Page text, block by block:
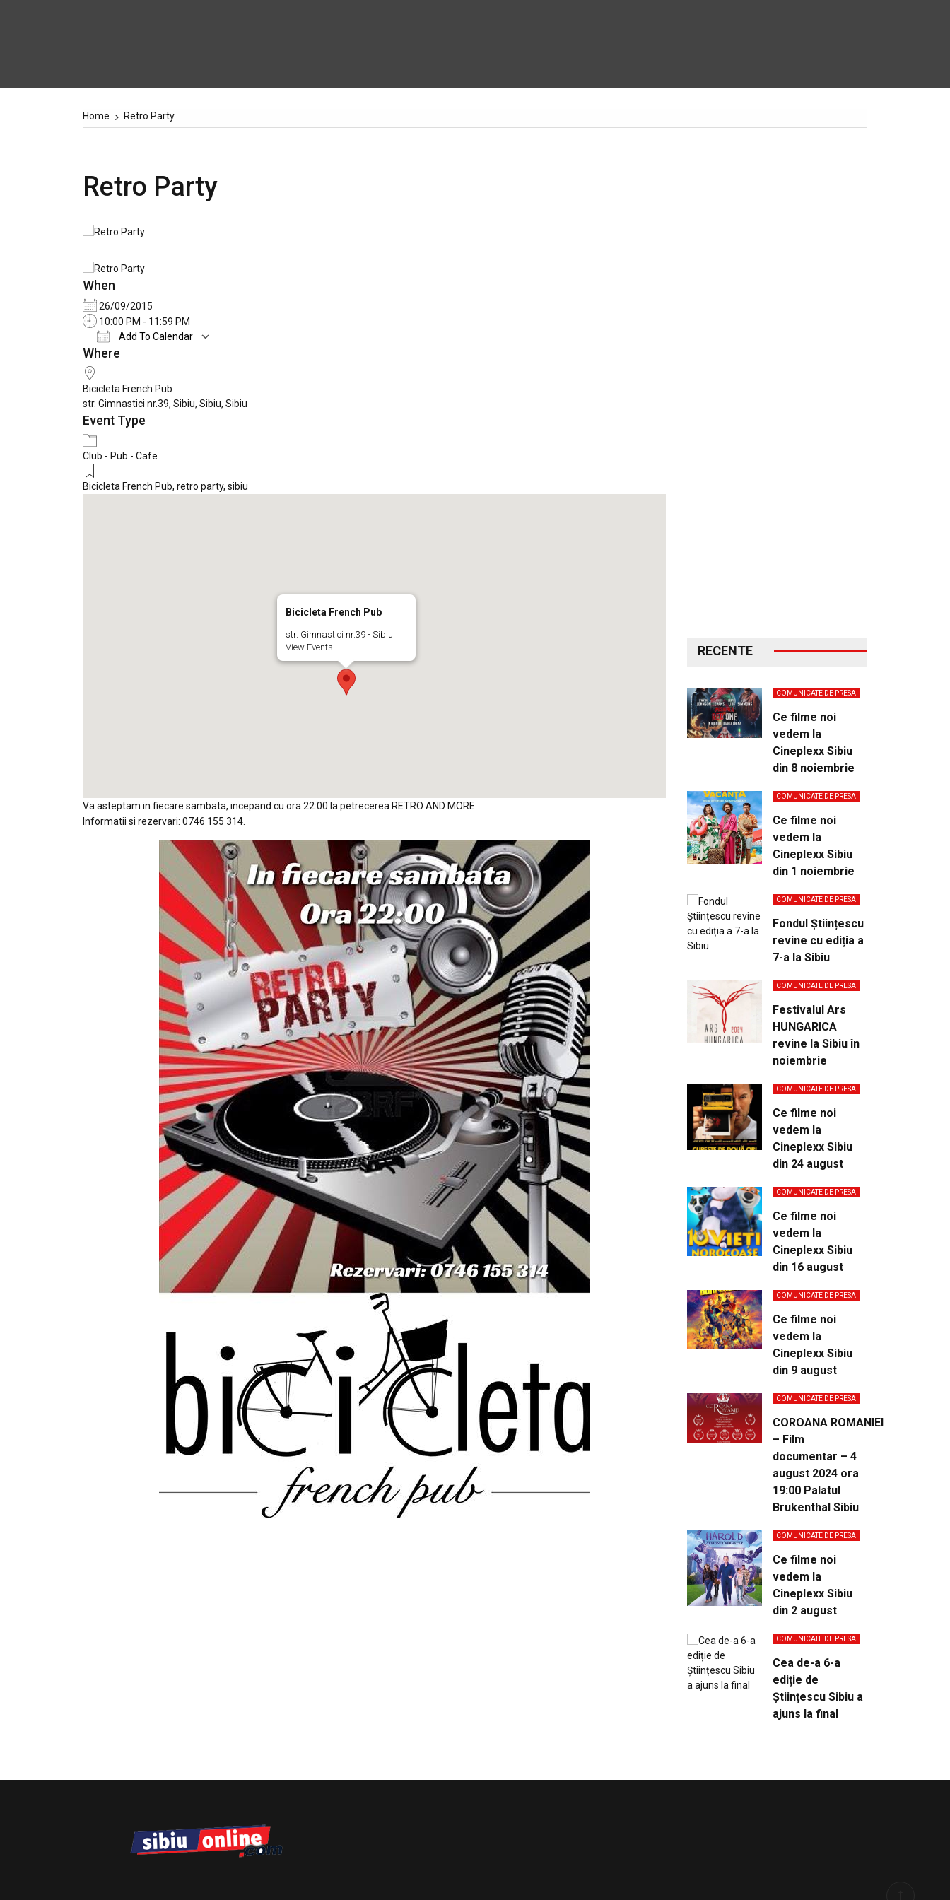
Home Retro Party
Retro Party
When
26/09/2015
10:00 PM - 11:59 PM
Add To Calendar
Download ICS
Where
Bicicleta French Pub
str. Gimnastici nr.39, Sibiu, Sibiu, Sibiu
Event Type
Club - Pub - Cafe
Bicicleta French Pub, retro party, sibiu
Bicicleta French Pub
str. Gimnastici nr.39 - Sibiu
View Events
Va asteptam in fiecare sambata, incepand cu ora 22:00 la petrecerea RETRO AND MORE.
Informatii si rezervari: 0746 155 314.
RECENTE
COMUNICATE DE PRESA
Ce filme noi
vedem la
Cineplexx Sibiu
din 8 noiembrie
COMUNICATE DE PRESA
Ce filme noi
vedem la
Cineplexx Sibiu
din 1 noiembrie
COMUNICATE DE PRESA
Fondul Științescu
revine cu ediția a
7-a la Sibiu
COMUNICATE DE PRESA
Festivalul Ars
HUNGARICA
revine la Sibiu în
noiembrie
COMUNICATE DE PRESA
Ce filme noi
vedem la
Cineplexx Sibiu
din 24 august
COMUNICATE DE PRESA
Ce filme noi
vedem la
Cineplexx Sibiu
din 16 august
COMUNICATE DE PRESA
Ce filme noi
vedem la
Cineplexx Sibiu
din 9 august
COMUNICATE DE PRESA
COROANA ROMANIEI
– Film
documentar – 4
august 2024 ora
19:00 Palatul
Brukenthal Sibiu
COMUNICATE DE PRESA
Ce filme noi
vedem la
Cineplexx Sibiu
din 2 august
COMUNICATE DE PRESA
Cea de-a 6-a
ediție de
Științescu Sibiu a
ajuns la final